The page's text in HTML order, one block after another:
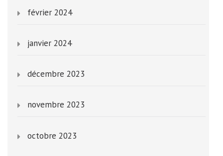
février 2024
janvier 2024
décembre 2023
novembre 2023
octobre 2023